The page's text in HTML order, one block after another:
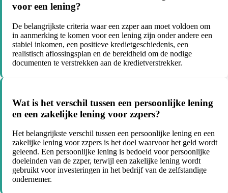
voor een lening?
De belangrijkste criteria waar een zzper aan moet voldoen om
in aanmerking te komen voor een lening zijn onder andere een
stabiel inkomen, een positieve kredietgeschiedenis, een
realistisch aflossingsplan en de bereidheid om de nodige
documenten te verstrekken aan de kredietverstrekker.
Wat is het verschil tussen een persoonlijke lening
en een zakelijke lening voor zzpers?
Het belangrijkste verschil tussen een persoonlijke lening en een
zakelijke lening voor zzpers is het doel waarvoor het geld wordt
geleend. Een persoonlijke lening is bedoeld voor persoonlijke
doeleinden van de zzper, terwijl een zakelijke lening wordt
gebruikt voor investeringen in het bedrijf van de zelfstandige
ondernemer.